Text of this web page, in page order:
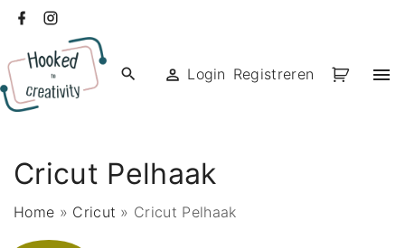
de
inhoud
facebook
Login Registreren
Cricut Pelhaak
Home » Cricut » Cricut Pelhaak